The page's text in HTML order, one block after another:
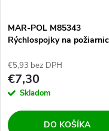
MAR-POL M85343
Rýchlospojky na
€5,93 bez DPH
€7,30
Skladom
DO KOŠÍKA